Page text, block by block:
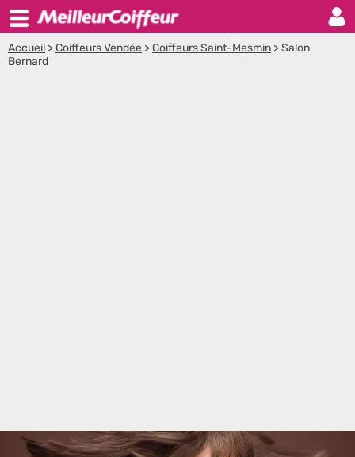
Accueil >Coiffeurs Vendée >Coiffeurs Saint-Mesmin >Salon
Bernard